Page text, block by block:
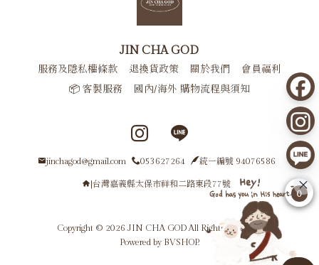
JIN CHA GOD
服務及隱私權條款 退換貨政策 關於我們
會員福利
📦 客製服務
國內/海外 購物流程與須知
Instagram pageLine page
jinchagod@gmail.com 053627264 統一編號 94076586
|台灣嘉義縣太保市祥和二路東段77號
Copyright © 2026 JIN CHA GOD All Rights Reserved.
Powered by BVSHOP.
0